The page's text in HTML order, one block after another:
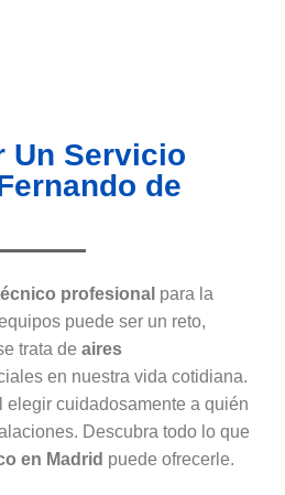
Un Servicio
de
profesional para la
puede ser un reto,
trata de aires
en nuestra vida cotidiana.
elegir cuidadosamente a quién
Descubra todo lo que
en Madrid puede ofrecerle.